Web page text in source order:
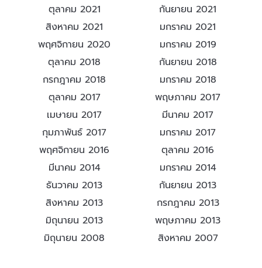
ตุลาคม 2021
กันยายน 2021
สิงหาคม 2021
มกราคม 2021
พฤศจิกายน 2020
มกราคม 2019
ตุลาคม 2018
กันยายน 2018
กรกฎาคม 2018
มกราคม 2018
ตุลาคม 2017
พฤษภาคม 2017
เมษายน 2017
มีนาคม 2017
กุมภาพันธ์ 2017
มกราคม 2017
พฤศจิกายน 2016
ตุลาคม 2016
มีนาคม 2014
มกราคม 2014
ธันวาคม 2013
กันยายน 2013
สิงหาคม 2013
กรกฎาคม 2013
มิถุนายน 2013
พฤษภาคม 2013
มิถุนายน 2008
สิงหาคม 2007